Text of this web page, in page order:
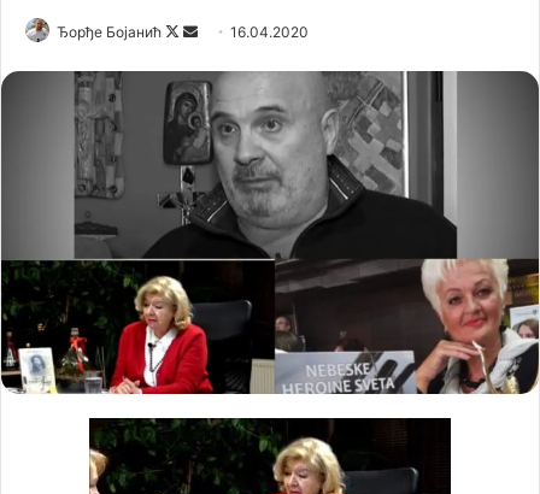
Ђорђе Бојанић
F
l
l
o
w
o
X
n
d
a
e
m
a
16.04.2020